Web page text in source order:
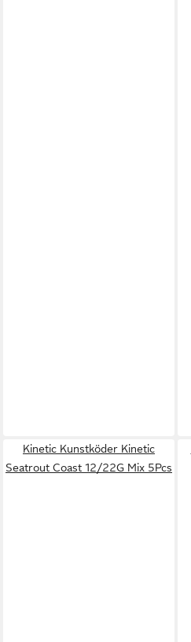
Kinetic Kunstköder Kinetic
Seatrout Coast 12/22G Mix 5Pcs